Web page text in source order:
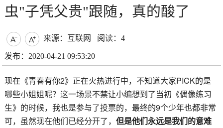
虫"子凭父贵"跟随，真的酸了
  来源：互联网 阅读：4
发布：2020-04-21 09:53:20
现在《青春有你2》正在火热进行中，不知道大家PICK的是
哪些小姐姐呢？这一场景不禁让小编想到了当初《偶像练习
生》的时候，我也是参与了投票的，最终的9个少年也都非常
可，虽然现在他们已经分开了， 但是他们永远是我们的意难